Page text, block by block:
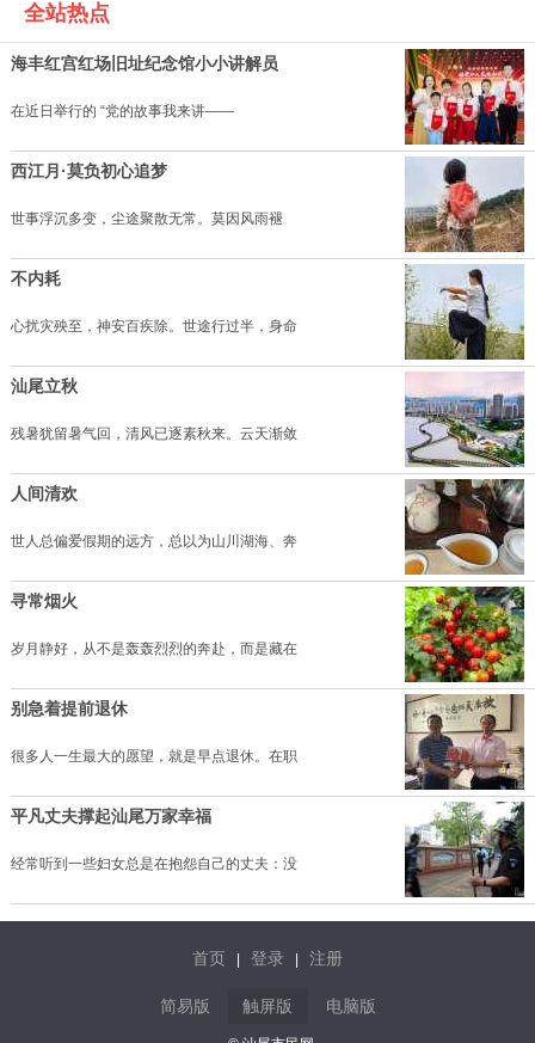
全站热点
海丰红宫红场旧址纪念馆小小讲解员
在近日举行的 “党的故事我来讲——
西江月·莫负初心追梦
世事浮沉多变，尘途聚散无常。莫因风雨褪
不内耗
心扰灾殃至，神安百疾除。世途行过半，身命
汕尾立秋
残暑犹留暑气回，清风已逐素秋来。云天渐敛
人间清欢
世人总偏爱假期的远方，总以为山川湖海、奔
寻常烟火
岁月静好，从不是轰轰烈烈的奔赴，而是藏在
别急着提前退休
很多人一生最大的愿望，就是早点退休。在职
平凡丈夫撑起汕尾万家幸福
经常听到一些妇女总是在抱怨自己的丈夫：没
首页 登录 注册
简易版 触屏版 电脑版